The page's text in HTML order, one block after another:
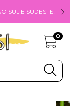
SUL E SUDESTE!
0